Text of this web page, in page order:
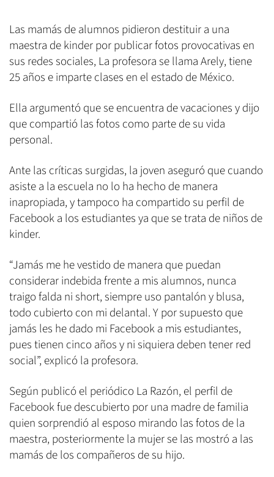
Las mamás de alumnos pidieron destituir a una
maestra de kinder por publicar fotos provocativas en
sus redes sociales, La profesora se llama Arely, tiene
25 años e imparte clases en el estado de México.
Ella argumentó que se encuentra de vacaciones y dijo
que compartió las fotos como parte de su vida
personal.
Ante las críticas surgidas, la joven aseguró que cuando
asiste a la escuela no lo ha hecho de manera
inapropiada, y tampoco ha compartido su perfil de
Facebook a los estudiantes ya que se trata de niños de
kinder.
“Jamás me he vestido de manera que puedan
considerar indebida frente a mis alumnos, nunca
traigo falda ni short, siempre uso pantalón y blusa,
todo cubierto con mi delantal. Y por supuesto que
jamás les he dado mi Facebook a mis estudiantes,
pues tienen cinco años y ni siquiera deben tener red
social”, explicó la profesora.
Según publicó el periódico La Razón, el perfil de
Facebook fue descubierto por una madre de familia
quien sorprendió al esposo mirando las fotos de la
maestra, posteriormente la mujer se las mostró a las
mamás de los compañeros de su hijo.